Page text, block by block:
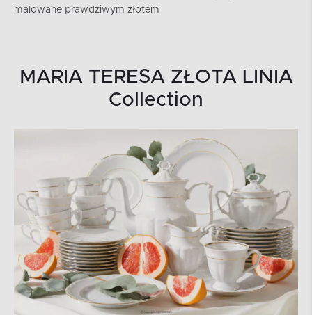
malowane prawdziwym złotem
MARIA TERESA ZŁOTA LINIA
Collection